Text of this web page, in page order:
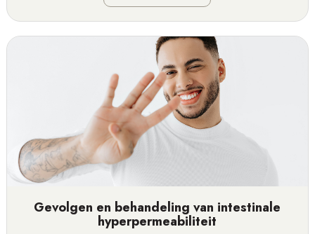
Gevolgen en behandeling van intestinale
hyperpermeabiliteit